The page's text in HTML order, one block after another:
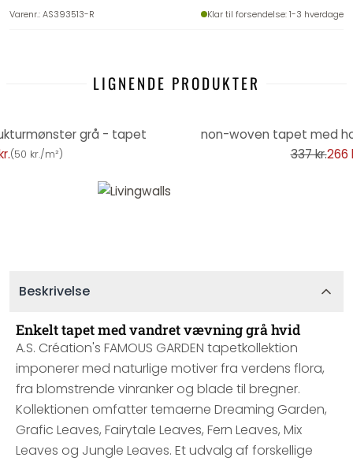
Varenr.:AS393513-R Klar til forsendelse: 1-3 hverdage
LIGNENDE PRODUKTER
grå - tapet
(50 kr./m²)
non-woven tapet med
337 kr.266
Beskrivelse
Enkelt tapet med vandret vævning grå hvid
A.S. Création's FAMOUS GARDEN tapetkollektion
imponerer med naturlige motiver fra verdens flora,
fra blomstrende vinranker og blade til bregner.
Kollektionen omfatter temaerne Dreaming Garden,
Grafic Leaves, Fairytale Leaves, Fern Leaves, Mix
Leaves og Jungle Leaves. Et udvalg af forskellige